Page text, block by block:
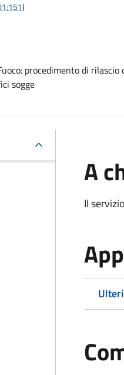
)
procedimento di
sogge
A
Il